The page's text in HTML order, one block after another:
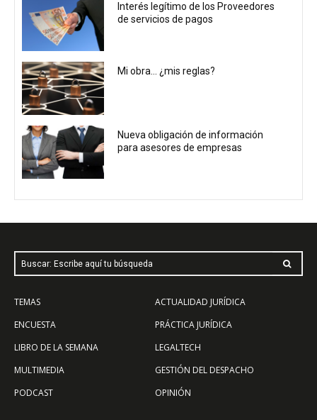
Interés legítimo de los Proveedores
de servicios de pagos
Mi obra… ¿mis reglas?
Nueva obligación de información
para asesores de empresas
Buscar: Escribe aquí tu búsqueda
TEMAS
ENCUESTA
LIBRO DE LA SEMANA
MULTIMEDIA
PODCAST
ACTUALIDAD JURÍDICA
PRÁCTICA JURÍDICA
LEGALTECH
GESTIÓN DEL DESPACHO
OPINIÓN